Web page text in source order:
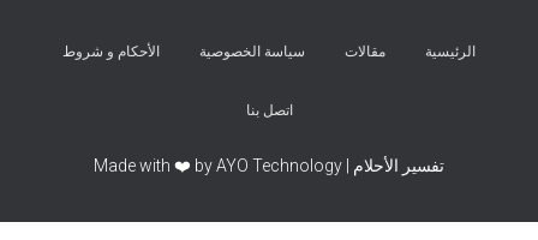
الرئيسية مقالات سياسة الخصوصية الأحكام و شروط
اتصل بنا
تفسير الأحلام | Made with ❤️ by AYO Technology